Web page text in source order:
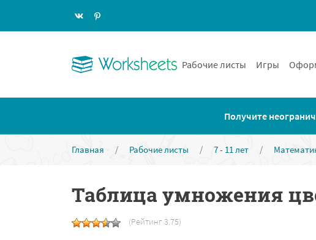
Рабочие листы Игры
Получите
Главная / Рабочие листы / 7 - 11 лет /
Таблица умножения
(Рейтинг 3.75)